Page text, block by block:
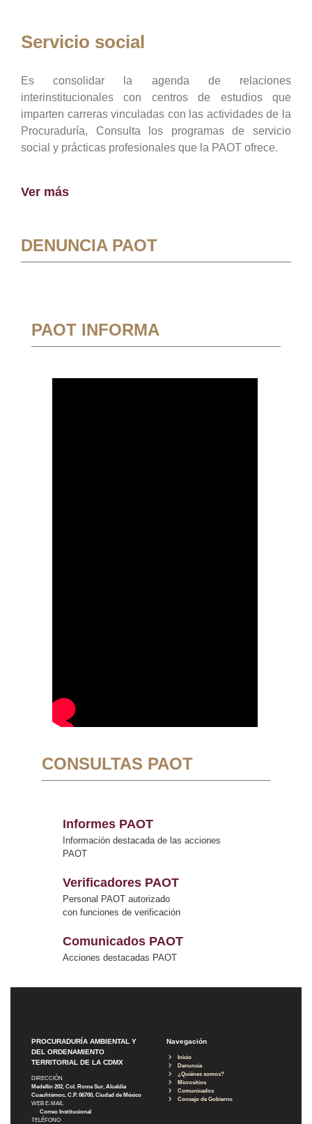
Servicio social
Es consolidar la agenda de relaciones
interinstitucionales con centros de estudios que
imparten carreras vinculadas con las actividades de la
Procuraduría, Consulta los programas de servicio
social y prácticas profesionales que la PAOT ofrece.
Ver más
DENUNCIA PAOT
PAOT INFORMA
CONSULTAS PAOT
Informes PAOT
Información destacada de las acciones
PAOT
Verificadores PAOT
Personal PAOT autorizado
con funciones de verificación
Comunicados PAOT
Acciones destacadas PAOT
PROCURADURÍA AMBIENTAL Y
DEL ORDENAMIENTO
TERRITORIAL DE LA CDMX
DIRECCIÓN
Medellín 202, Col. Roma Sur, Alcaldía
Cuauhtémoc, C.P. 06700, Ciudad de México
WEB E-MAIL
Correo Institucional
TELÉFONO
Navegación
Inicio
Denuncia
¿Quiénes somos?
Micrositios
Comunicados
Consejo de Gobierno